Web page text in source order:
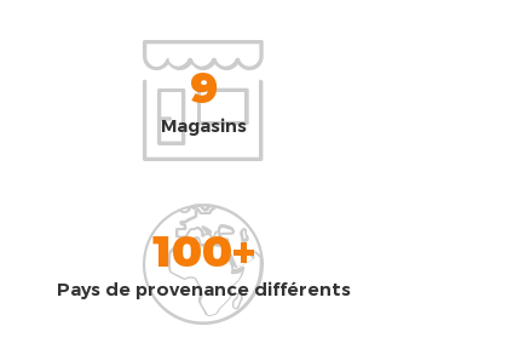
9
Magasins
100+
Pays de provenance différents